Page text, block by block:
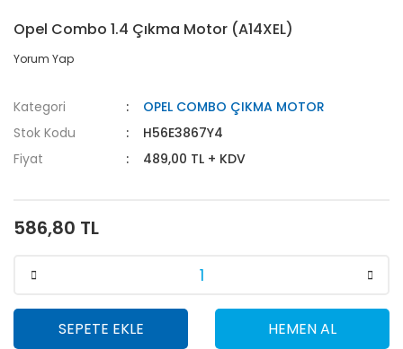
Opel Combo 1.4 Çıkma Motor (A14XEL)
Yorum Yap
Kategori
OPEL COMBO ÇIKMA MOTOR
Stok Kodu
H56E3867Y4
Fiyat
489,00 TL + KDV
586,80 TL
SEPETE EKLE HEMEN AL